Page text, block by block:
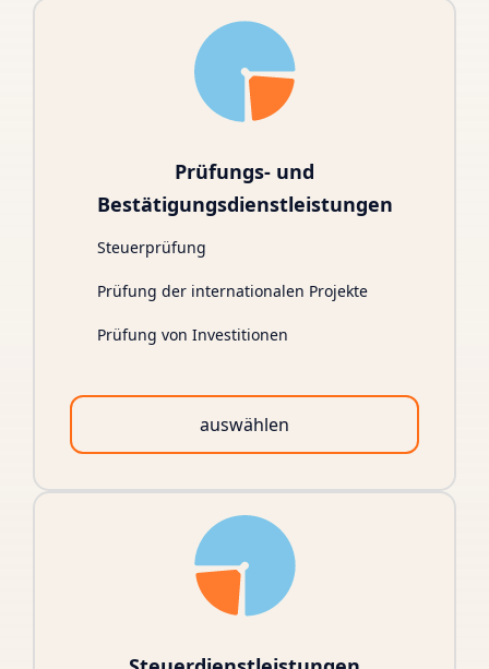
Prüfungs- und
Bestätigungsdienstleistungen
Steuerprüfung
Prüfung der internationalen Projekte
Prüfung von Investitionen
auswählen